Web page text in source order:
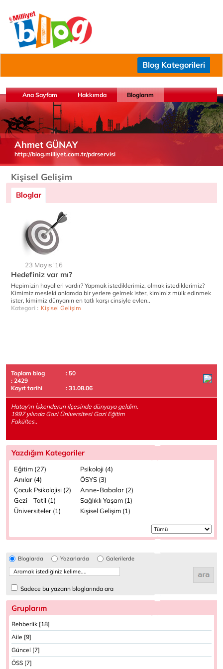
Blog Kategorileri
Ana Sayfam Hakkımda Bloglarım
Ahmet GÜNAY
http://blog.milliyet.com.tr/pdrservisi
Kişisel Gelişim
Bloglar
23 Mayıs '16
Hedefiniz var mı?
Hepimizin hayalleri vardır? Yapmak istediklerimiz, olmak istediklerimiz?
Kimimiz mesleki anlamda bir yerlere gelmek ister, kimimiz mülk edinmek
ister, kimimiz dünyanın en tatlı karşı cinsiyle evlen..
Kategori : Kişisel Gelişim
Toplam blog
: 50
: 2429
Kayıt tarihi
: 31.08.06
Hatay'ın İskenderun ilçesinde dünyaya geldim.
1997 yılında Gazi Üniversitesi Gazi Eğitim
Fakültes..
Yazdığım Kategoriler
Eğitim (27)
Psikoloji (4)
Anılar (4)
ÖSYS (3)
Çocuk Psikolojisi (2)
Anne-Babalar (2)
Gezi - Tatil (1)
Sağlıklı Yaşam (1)
Üniversiteler (1)
Kişisel Gelişim (1)
Bloglarda Yazarlarda Galerilerde
Sadece bu yazarın bloglarında ara
Gruplarım
Rehberlik [18]
Aile [9]
Güncel [7]
ÖSS [7]